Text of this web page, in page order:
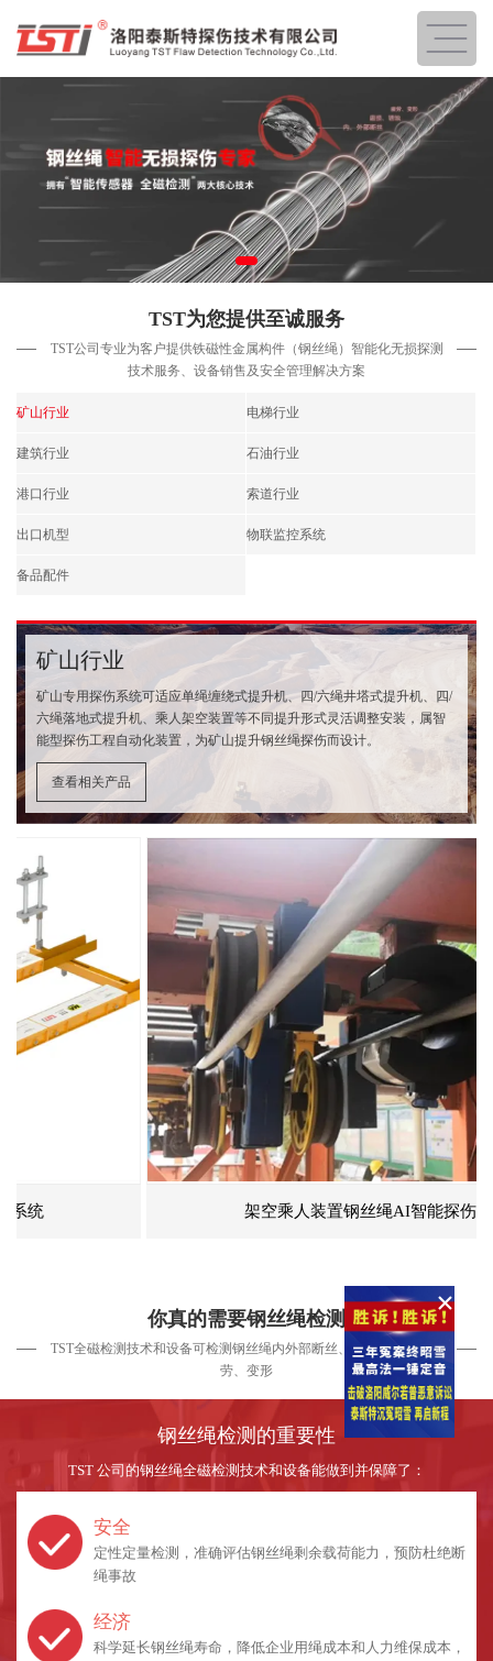
TST为您提供至诚服务
TST公司专业为客户提供铁磁性金属构件（钢丝绳）智能化无损探测
技术服务、 设备销售及安全管理解决方案
矿山行业 电梯行业
建筑行业 石油行业
港口行业 索道行业
出口机型 物联监控系统
备品配件
矿山行业
矿山专用探伤系统可适应单绳缠绕式提升机、四/六绳井塔式提升机、四/
六绳落地式提升机、乘人架空装置等不同提升形式灵活调整安装，属智
能型探伤工程自动化装置，为矿山提升钢丝绳探伤而设计。
查看相关产品
架空乘人装置钢丝绳AI智能探伤系统
高速大直径电梯钢丝绳探伤仪
便携升降机钢丝绳探伤仪
你真的需要钢丝绳检测
TST全磁检测技术和设备可检测钢丝绳内外部断丝、磨损、锈蚀、疲
劳、变形
钢丝绳检测的重要性
TST 公司的钢丝绳全磁检测技术和设备能做到并保障了：
安全
定性定量检测，准确评估钢丝绳剩余载荷能力，预防杜绝断
绳事故
经济
科学延长钢丝绳寿命，降低企业用绳成本和人力维保成本，
×